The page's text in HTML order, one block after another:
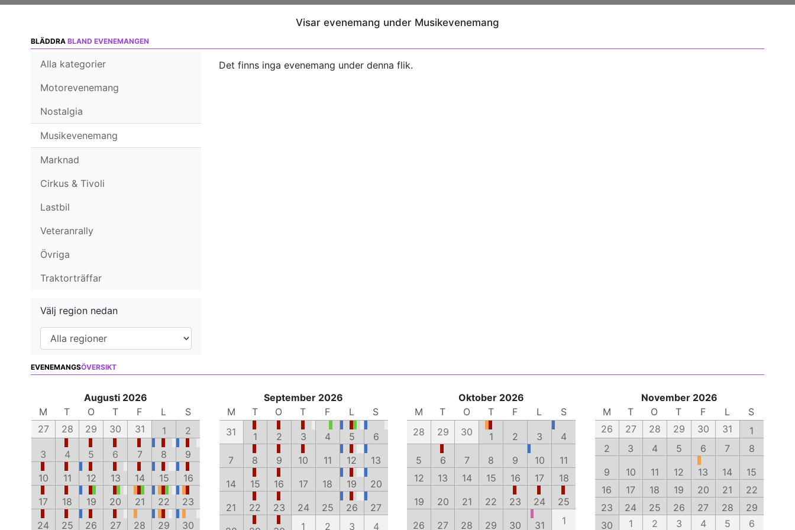
Visar evenemang under Musikevenemang
BLÄDDRA BLAND EVENEMANGEN
Alla kategorier
Motorevenemang
Nostalgia
Musikevenemang
Marknad
Cirkus & Tivoli
Lastbil
Veteranrally
Övriga
Traktorträffar
Välj region nedan
Det finns inga evenemang under denna flik.
EVENEMANGSÖVERSIKT
Augusti 2026
M
T O T F L
S
27
28 29 30 31 1
2
3
4 5 6 7 8
9
10
11 12 13 14 15
16
17
18 19 20 21 22
23
24
25 26 27 28 29 30
September 2026
M
T O T F L
S
31
1 2 3 4 5
6
7
8 9 10 11 12
13
14
15 16 17 18 19
20
21
22 23 24 25 26
27
1 2 3 4
Oktober 2026
M
T O T F L
S
28
29 30 1 2 3
4
5
6 7 8 9 10
11
12
13 14 15 16 17
18
19
20 21 22 23 24
25
26
27 28 29 30 31 1
November 2026
M
T O T F L
S
26
27 28 29 30 31
1
2
3 4 5 6 7
8
9
10 11 12 13 14
15
16
17 18 19 20 21
22
23
24 25 26 27 28
29
30
1 2 3 4 5 6